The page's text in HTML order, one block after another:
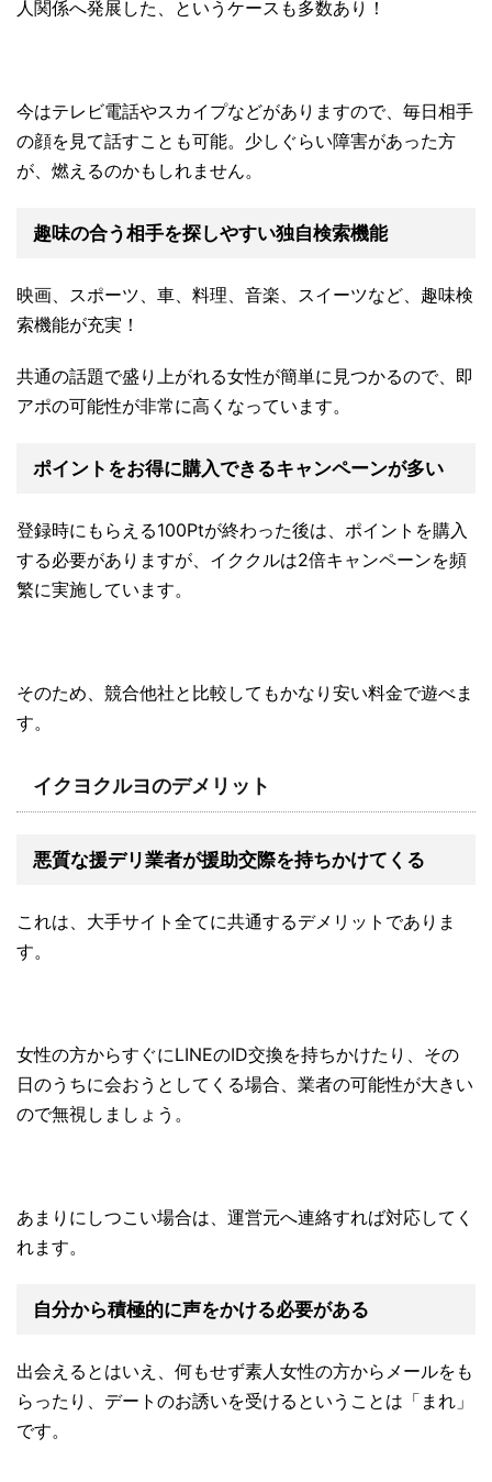
人関係へ発展した、というケースも多数あり！
今はテレビ電話やスカイプなどがありますので、毎日相手
の顔を見て話すことも可能。少しぐらい障害があった方
が、燃えるのかもしれません。
趣味の合う相手を探しやすい独自検索機能
映画、スポーツ、車、料理、音楽、スイーツなど、趣味検
索機能が充実！
共通の話題で盛り上がれる女性が簡単に見つかるので、即
アポの可能性が非常に高くなっています。
ポイントをお得に購入できるキャンペーンが多い
登録時にもらえる100Ptが終わった後は、ポイントを購入
する必要がありますが、イククルは2倍キャンペーンを頻
繁に実施しています。
そのため、競合他社と比較してもかなり安い料金で遊べま
す。
イクヨクルヨのデメリット
悪質な援デリ業者が援助交際を持ちかけてくる
これは、大手サイト全てに共通するデメリットでありま
す。
女性の方からすぐにLINEのID交換を持ちかけたり、その
日のうちに会おうとしてくる場合、業者の可能性が大きい
ので無視しましょう。
あまりにしつこい場合は、運営元へ連絡すれば対応してく
れます。
自分から積極的に声をかける必要がある
出会えるとはいえ、何もせず素人女性の方からメールをも
らったり、デートのお誘いを受けるということは「まれ」
です。